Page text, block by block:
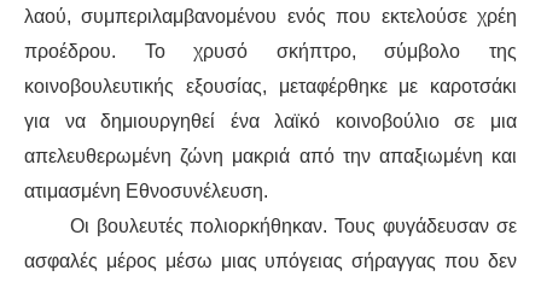
ΑΦΡΙΚΉ
ΕΡΓΑΤΙΚΌ ΚΊΝΗΜΑ
ΚΙΝΗΤΟΠΟΙΉΣΕΙΣ
ΕΙΔΉΣΕΙΣ
ΑΝΑΚΟΙΝΏΣΕΙΣ
λαού, συμπεριλαμβανομένου ενός που εκτελούσε χρέη
προέδρου. Το χρυσό σκήπτρο, σύμβολο της
κοινοβουλευτικής εξουσίας, μεταφέρθηκε με καροτσάκι
για να δημιουργηθεί ένα λαϊκό κοινοβούλιο σε μια
απελευθερωμένη ζώνη μακριά από την απαξιωμένη και
ατιμασμένη Εθνοσυνέλευση.
Οι βουλευτές πολιορκήθηκαν. Τους φυγάδευσαν σε
ασφαλές μέρος μέσω μιας υπόγειας σήραγγας που δεν